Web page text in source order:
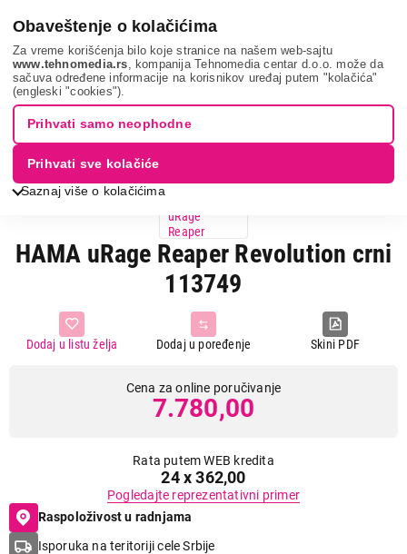
Obaveštenje o kolačićima
Za vreme korišćenja bilo koje stranice na našem web-sajtu
www.tehnomedia.rs , kompanija Tehnomedia centar d.o.o. može da
sačuva određene informacije na korisnikov uređaj putem "kolačića"
(engleski "cookies").
Saznaj više o kolačićima
Prihvati samo neophodne
Prihvati sve kolačiće
It & gaming Periferije Miševi Hama urage reap...
HAMA uRage Reaper Revolution crni
113749
Skini PDF
Dodaj u poređenje
Dodaj u listu želja
Cena za online poručivanje
7.780,00
Rata putem WEB kredita
24 x 362,00
Pogledajte reprezentativni primer
Raspoloživost u radnjama
Isporuka na teritoriji cele Srbije